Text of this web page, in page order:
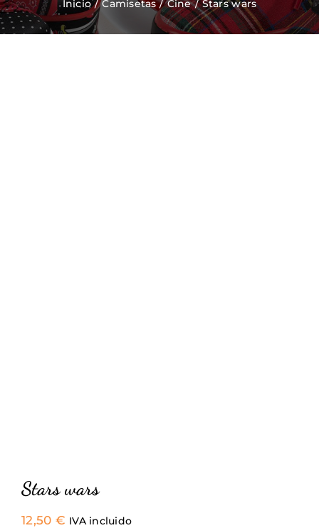
Inicio Camisetas Cine Stars wars
Stars wars
12,50 € IVA incluido